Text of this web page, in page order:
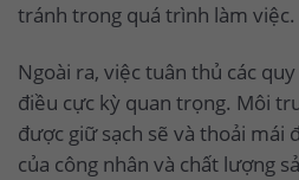
tránh trong quá trình làm việc.
Ngoài ra, việc tuân thủ các
điều cực kỳ quan trọng. Môi
được giữ sạch sẽ và thoải mái
của công nhân và chất lượng